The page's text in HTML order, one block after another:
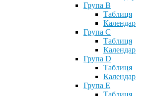
Група В
Таблиця
Календар
Група С
Таблиця
Календар
Група D
Таблиця
Календар
Група Е
Таблиця